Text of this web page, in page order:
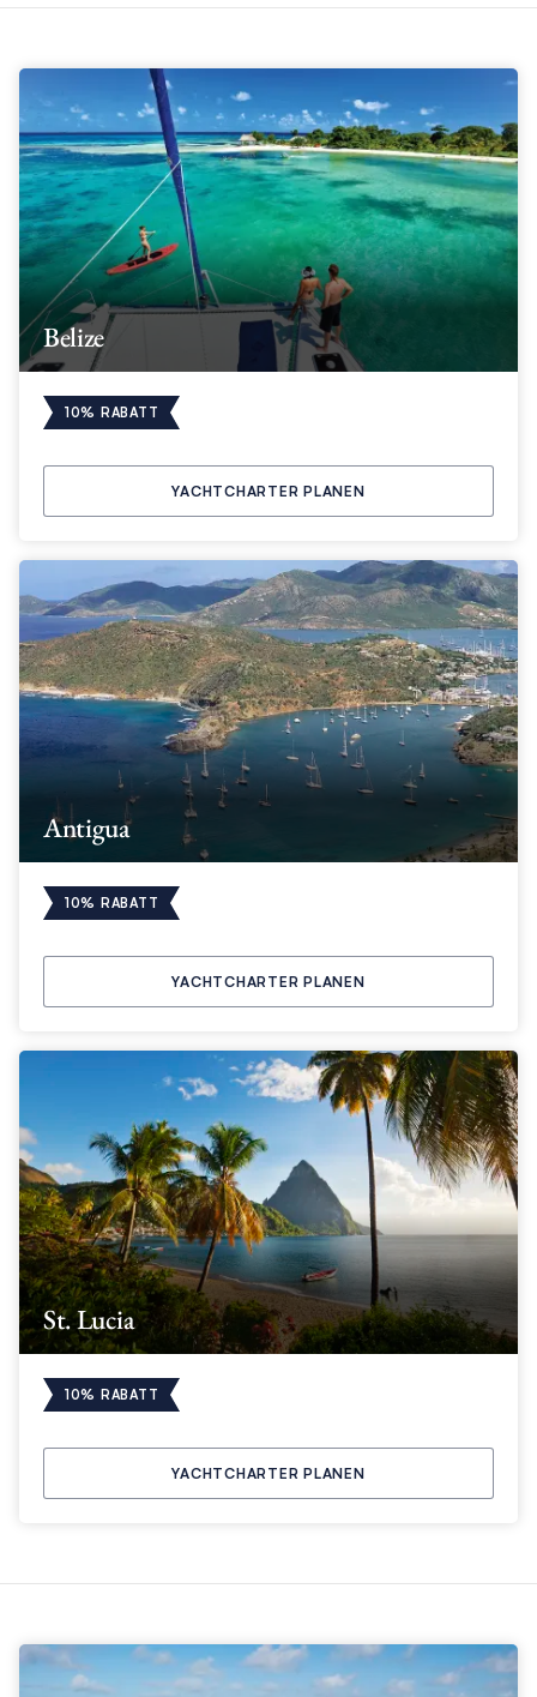
Belize
10% RABATT
YACHTCHARTER PLANEN
Antigua
10% RABATT
YACHTCHARTER PLANEN
St. Lucia
10% RABATT
YACHTCHARTER PLANEN